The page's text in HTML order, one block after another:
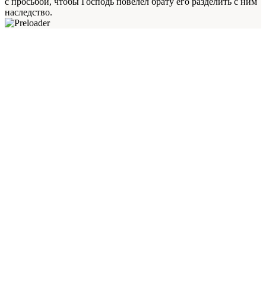
наследство.